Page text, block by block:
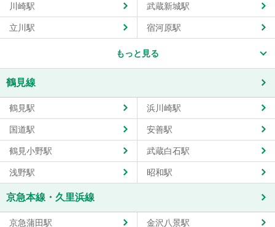
川崎駅 武蔵新城駅
立川駅 宿河原駅
もっと見る
鶴見線
鶴見駅 浜川崎駅
国道駅 安善駅
鶴見小野駅 武蔵白石駅
浅野駅 昭和駅
京急本線・久里浜線
京急蒲田駅 金沢八景駅